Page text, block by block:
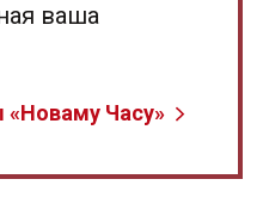
ваша
Часу»